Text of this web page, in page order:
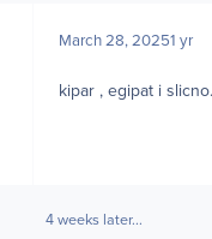
March 28, 20251 yr
kipar , egipat i
4 weeks later...